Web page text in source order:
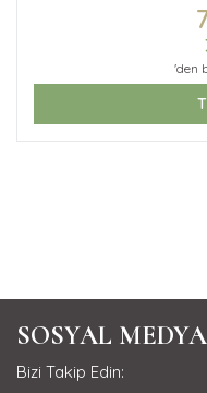
'den
SOSYAL MEDYA
Bizi Takip Edin: